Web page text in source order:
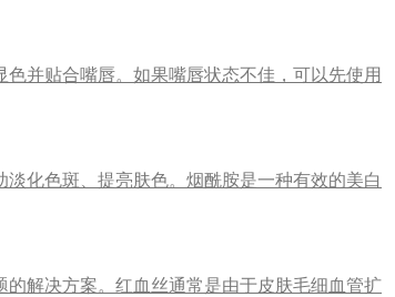
并贴合嘴唇。如果嘴唇状态不佳，可以先使用
化色斑、提亮肤色。烟酰胺是一种有效的美白
解决方案。红血丝通常是由于皮肤毛细血管扩